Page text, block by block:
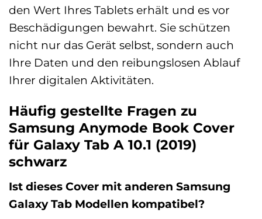
den Wert Ihres Tablets erhält und es vor
Beschädigungen bewahrt. Sie schützen
nicht nur das Gerät selbst, sondern auch
Ihre Daten und den reibungslosen Ablauf
Ihrer digitalen Aktivitäten.
Häufig gestellte Fragen zu
Samsung Anymode Book Cover
für Galaxy Tab A 10.1 (2019)
schwarz
Ist dieses Cover mit anderen Samsung
Galaxy Tab Modellen kompatibel?